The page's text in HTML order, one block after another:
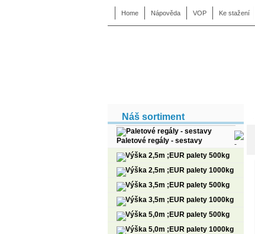
Home Nápověda VOP Ke stažení
Náš sortiment
Paletové regály - sestavy
Výška 2,5m ;EUR palety 500kg
Výška 2,5m ;EUR palety 1000kg
Výška 3,5m ;EUR palety 500kg
Výška 3,5m ;EUR palety 1000kg
Výška 5,0m ;EUR palety 500kg
Výška 5,0m ;EUR palety 1000kg